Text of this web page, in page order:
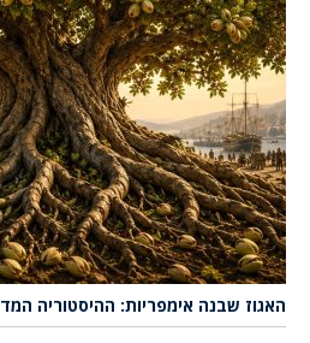
האגוז שבנה אימפריות: ההיסטוריה